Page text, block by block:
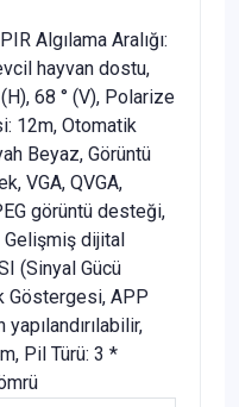
Algılama Aralığı:
hayvan dostu,
68 ° (V), Polarize
12m, Otomatik
Beyaz, Görüntü
VGA, QVGA,
görüntü desteği,
Gelişmiş dijital
(Sinyal Gücü
Göstergesi, APP
Pil Türü: 3 *